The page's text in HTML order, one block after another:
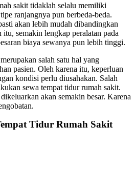
sakit tidaklah selalu memiliki
ranjangnya pun berbeda-beda.
akan lebih mudah dibandingkan
semakin lengkap peralatan pada
biaya sewanya pun lebih tinggi.
salah satu hal yang
pasien. Oleh karena itu, keperluan
kondisi perlu diusahakan. Salah
sewa tempat tidur rumah sakit.
akan semakin besar. Karena
Tidur Rumah Sakit